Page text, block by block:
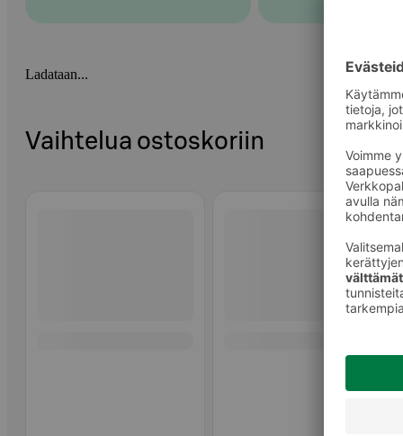
Ladataan...
Vaihtelua ostoskoriin